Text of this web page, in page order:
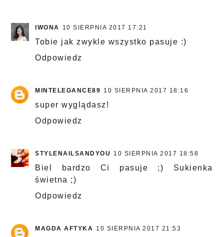
IWONA 10 SIERPNIA 2017 17:21
Tobie jak zwykle wszystko pasuje :)
Odpowiedz
MINTELEGANCE89 10 SIERPNIA 2017 18:16
super wyglądasz!
Odpowiedz
STYLENAILSANDYOU 10 SIERPNIA 2017 18:58
Biel bardzo Ci pasuje ;) Sukienka
świetna ;)
Odpowiedz
MAGDA AFTYKA 10 SIERPNIA 2017 21:53